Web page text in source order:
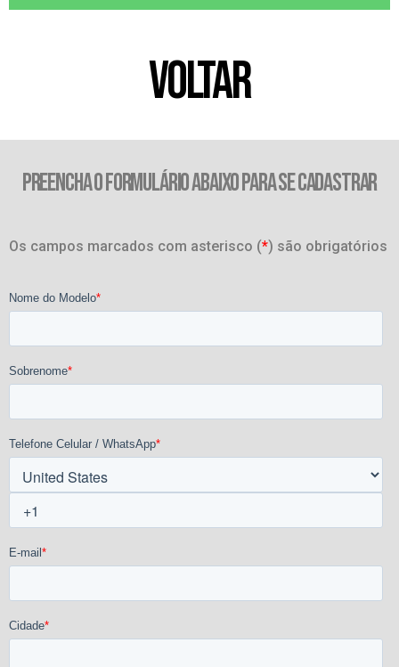
VOLTAR
PREENCHA O FORMULÁRIO ABAIXO PARA SE CADASTRAR
Os campos marcados com asterisco (*) são obrigatórios